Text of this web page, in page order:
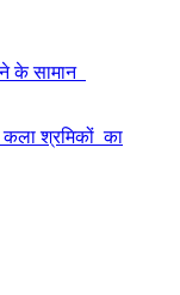
के सामान
कला श्रमिकों का